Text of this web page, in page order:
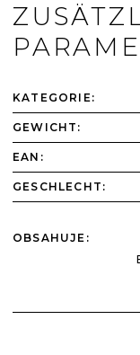
KATEGORIE:
GEWICHT :
EAN :
GESCHLECHT :
OBSAHUJE :